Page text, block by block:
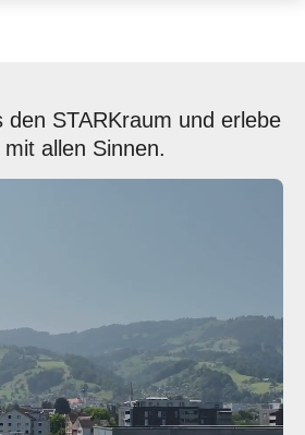
den STARKraum und erlebe
mit allen Sinnen.